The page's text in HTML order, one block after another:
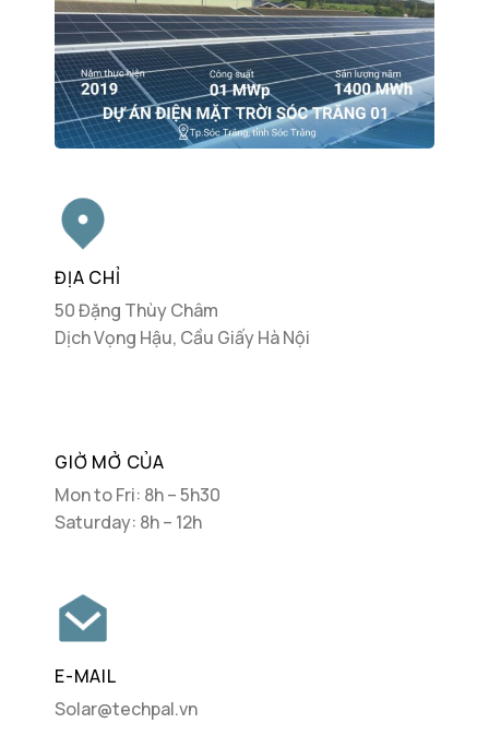
ĐỊA CHỈ
50 Đặng Thùy Châm
Dịch Vọng Hậu, Cầu Giấy Hà Nội
GIỜ MỞ CỦA
Mon to Fri: 8h – 5h30
Saturday: 8h – 12h
E-MAIL
Solar@techpal.vn